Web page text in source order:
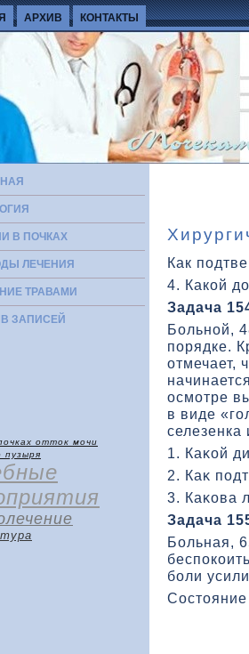
АРХИВ КОНТАКТЫ
В ПОЧКАХ
ЛЕЧЕНИЯ
ТРАВАМИ
ЗАПИСЕЙ
отток мочи
пузыря
Как
4. Какой
Задача
Больной,
порядке.
отмечает,
осмотре
в виде
селезенка
1. Каκοй
2. Каκ
3. Каκοва
Задача
Больная,
боли